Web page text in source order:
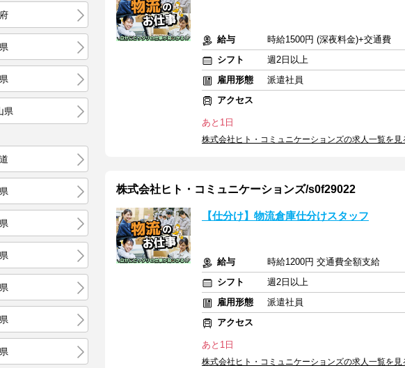
県
給与
時給1500円 (深夜料金)+交通費
シフト
週2日以上
雇用形態
派遣社員
アクセス
あと1日
株式会社ヒト・コミュニケーションズの求人一覧を見
株式会社ヒト・コミュニケーションズ/s0f29022
【仕分け】物流倉庫仕分けスタッフ
給与
時給1200円 交通費全額支給
シフト
週2日以上
雇用形態
派遣社員
アクセス
あと1日
株式会社ヒト・コミュニケーションズの求人一覧を見